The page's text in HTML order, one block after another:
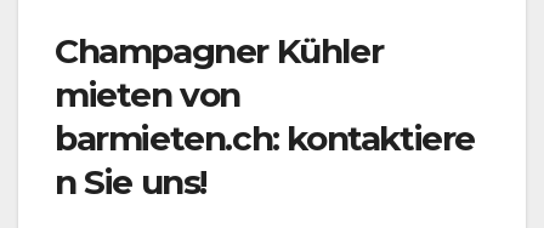
Champagner Kühler
mieten von
barmieten.ch: kontaktiere
n Sie uns!